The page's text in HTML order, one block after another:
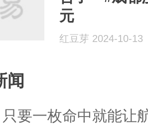
元
红豆芽 2024-10-13
闻
要一枚命中就能让